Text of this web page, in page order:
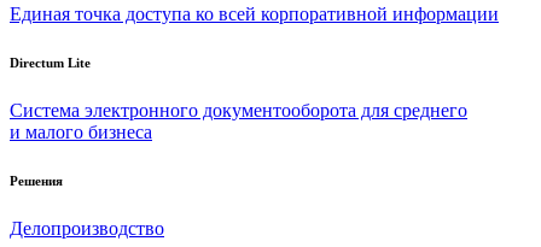
Единая точка доступа ко всей корпоративной информации
Directum Lite
Система электронного документооборота для среднего
и малого бизнеса
Решения
Делопроизводство